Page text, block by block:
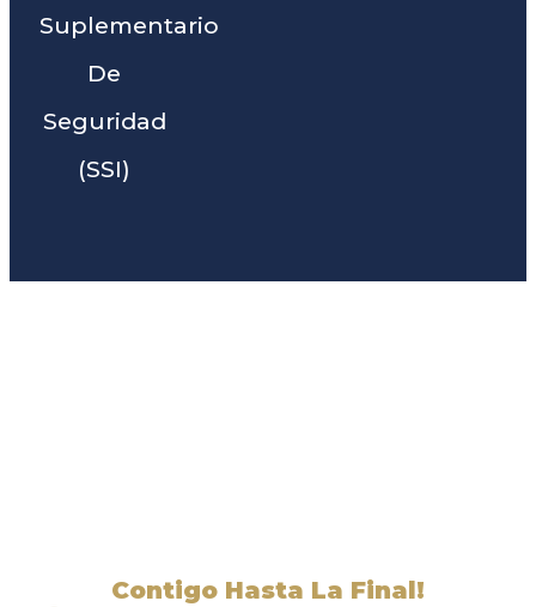
Suplementario
De
Seguridad
(SSI)
Contigo Hasta La Final!